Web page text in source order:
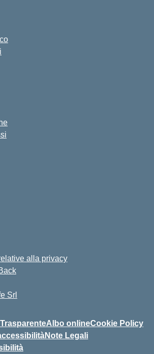
alla privacy
Srl
Albo onlineCookie Policy
Note Legali